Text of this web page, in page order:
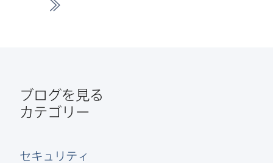
最後のページ
ブログを​見る
カテゴリー
セキュリティ